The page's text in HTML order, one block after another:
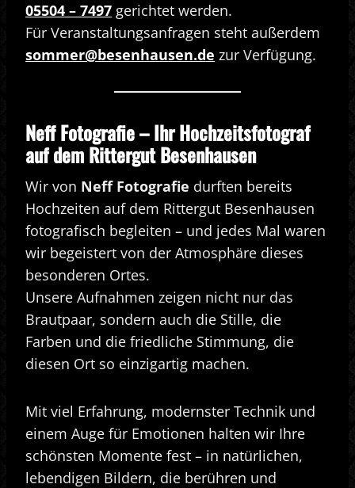
05504 – 7497 gerichtet werden.
Für Veranstaltungsanfragen steht außerdem
sommer@besenhausen.de zur Verfügung.
Neff Fotografie – Ihr Hochzeitsfotograf
auf dem Rittergut Besenhausen
Wir von Neff Fotografie durften bereits
Hochzeiten auf dem Rittergut Besenhausen
fotografisch begleiten – und jedes Mal waren
wir begeistert von der Atmosphäre dieses
besonderen Ortes.
Unsere Aufnahmen zeigen nicht nur das
Brautpaar, sondern auch die Stille, die
Farben und die friedliche Stimmung, die
diesen Ort so einzigartig machen.
Mit viel Erfahrung, modernster Technik und
einem Auge für Emotionen halten wir Ihre
schönsten Momente fest – in natürlichen,
lebendigen Bildern, die berühren und